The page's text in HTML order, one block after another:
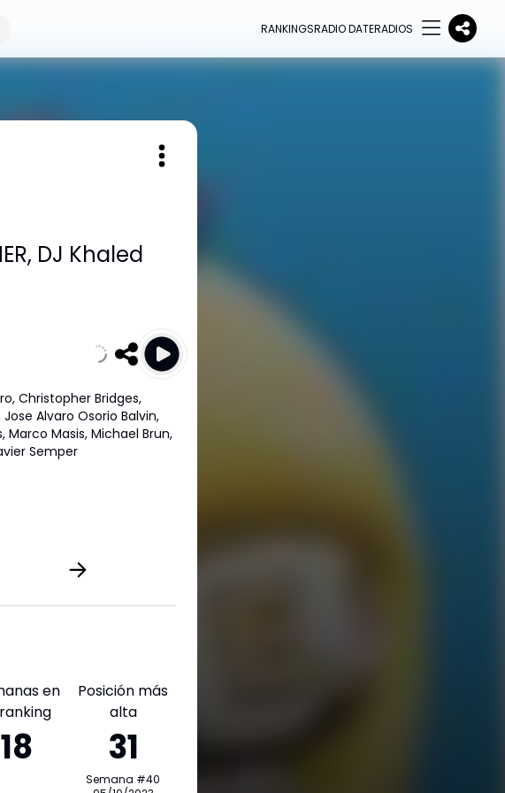
RANKINGSRADIO DATERADIOS
, DJ Khaled
Christopher Bridges,
Alvaro Osorio Balvin,
Marco Masis, Michael Brun,
Semper
en
18
Posición más
alta
31
Semana #40